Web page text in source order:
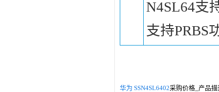
N4SL64支
支持PRBS
华为 SSN4SL6402采购价格_产品